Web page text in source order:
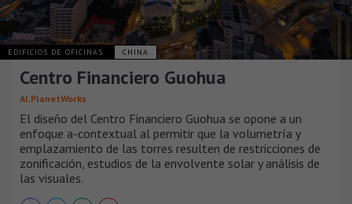
EDIFICIOS DE OFICINAS CHINA
Centro Financiero Guohua
AI.PlanetWorks
El diseño del Centro Financiero Guohua se opone a un
enfoque a-contextual al permitir que la volumetría y
emplazamiento de las torres resulten de restricciones de
zonificación, estudios de la envolvente solar y análisis de
las visuales.